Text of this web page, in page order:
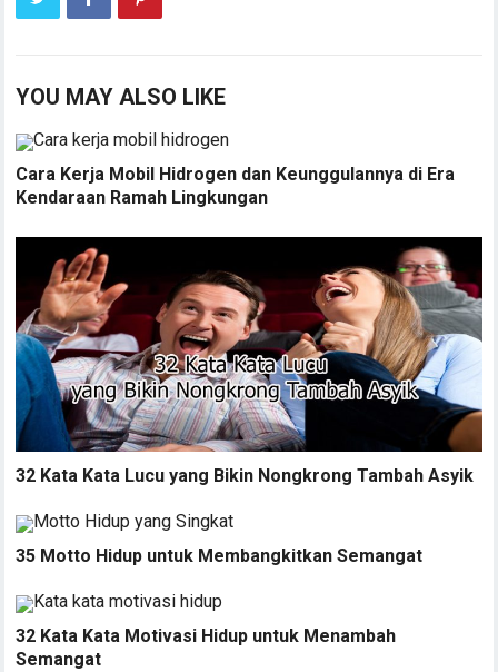
YOU MAY ALSO LIKE
Cara Kerja Mobil Hidrogen dan Keunggulannya di Era
Kendaraan Ramah Lingkungan
32 Kata Kata Lucu yang Bikin Nongkrong Tambah Asyik
35 Motto Hidup untuk Membangkitkan Semangat
32 Kata Kata Motivasi Hidup untuk Menambah
Semangat